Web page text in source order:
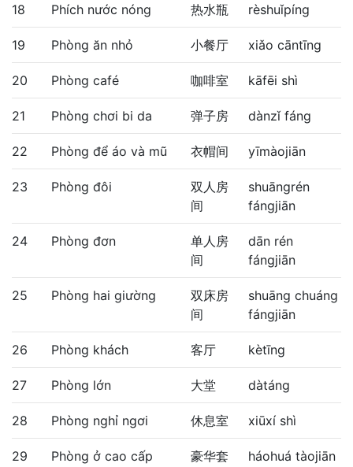
18 Phích nước nóng 热水瓶 rèshuǐpíng
19 Phòng ăn nhỏ 小餐厅 xiǎo cāntīng
20 Phòng café 咖啡室 kāfēi shì
21 Phòng chơi bi da 弹子房 dànzǐ fáng
22 Phòng để áo và mũ 衣帽间 yīmàojiān
23 Phòng đôi
双人房
间
shuāngrén
fángjiān
24 Phòng đơn
单人房
间
dān rén
fángjiān
25 Phòng hai giường
双床房
间
shuāng chuáng
fángjiān
26 Phòng khách 客厅 kètīng
27 Phòng lớn 大堂 dàtáng
28 Phòng nghỉ ngơi 休息室 xiūxí shì
29 Phòng ở cao cấp
豪华套
háohuá tàojiān